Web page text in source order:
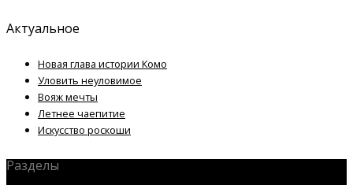
Актуальное
Новая глава истории Комо
Уловить неуловимое
Вояж мечты
Летнее чаепитие
Искусство роскоши
Разделы